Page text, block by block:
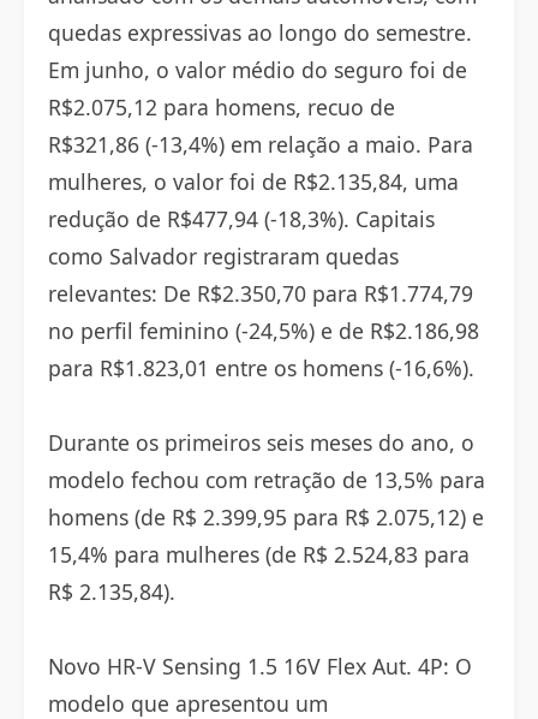
quedas expressivas ao longo do semestre.
Em junho, o valor médio do seguro foi de
R$2.075,12 para homens, recuo de
R$321,86 (-13,4%) em relação a maio. Para
mulheres, o valor foi de R$2.135,84, uma
redução de R$477,94 (-18,3%). Capitais
como Salvador registraram quedas
relevantes: De R$2.350,70 para R$1.774,79
no perfil feminino (-24,5%) e de R$2.186,98
para R$1.823,01 entre os homens (-16,6%).
Durante os primeiros seis meses do ano, o
modelo fechou com retração de 13,5% para
homens (de R$ 2.399,95 para R$ 2.075,12) e
15,4% para mulheres (de R$ 2.524,83 para
R$ 2.135,84).
Novo HR-V Sensing 1.5 16V Flex Aut. 4P: O
modelo que apresentou um